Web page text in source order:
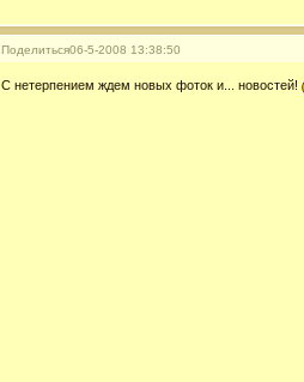
Поделиться06-5-2008 13:38:50
С нетерпением ждем новых фоток и... новостей!